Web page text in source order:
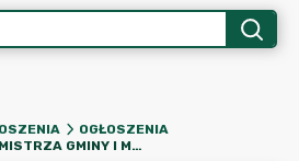
OGŁOSZENIA
OBWIESZCZENIE BURMISTRZA GMINY I MIASTA KRAJENKA